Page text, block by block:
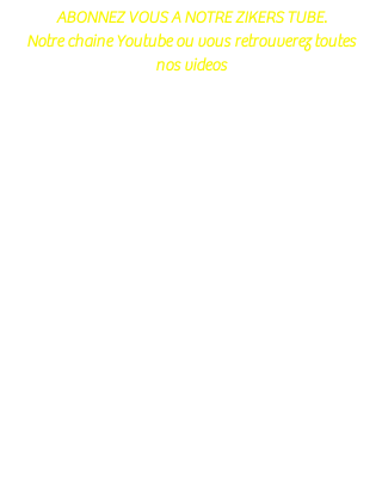
ABONNEZ VOUS A NOTRE ZIKERS TUBE.
Notre chaine Youtube ou vous retrouverez toutes
nos videos